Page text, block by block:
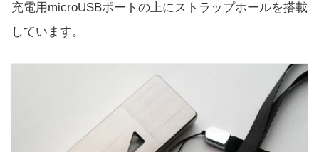
充電用microUSBポートの上にストラップホールを搭載
しています。